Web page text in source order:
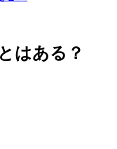
はある？